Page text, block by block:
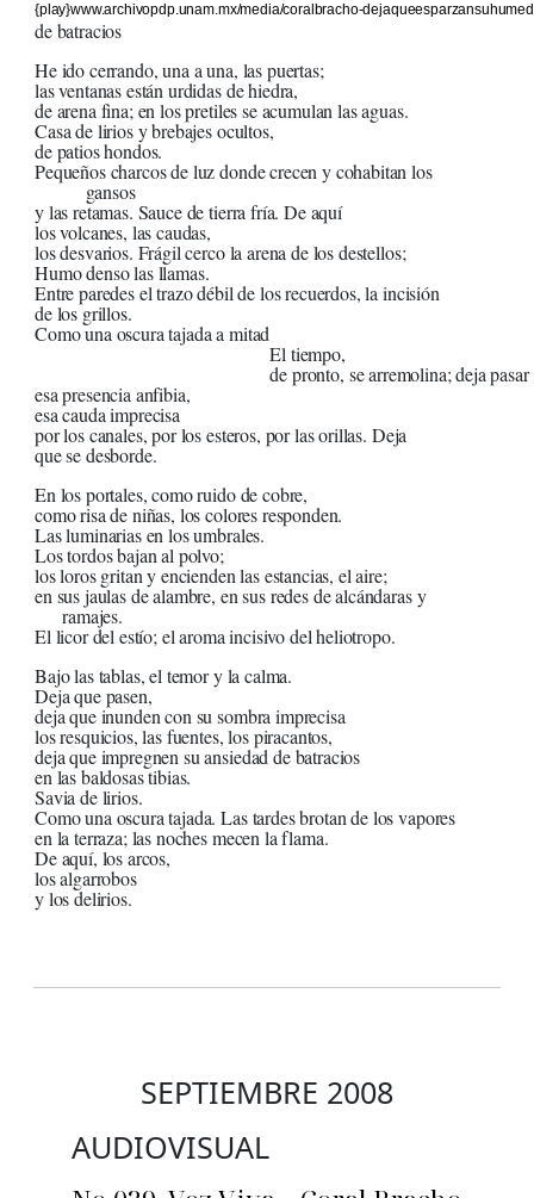
{play}www.archivopdp.unam.mx/media/coralbracho-
de batracios
He ido cerrando, una a una, las puertas;
las ventanas están urdidas de hiedra,
de arena fina; en los pretiles se acumulan las aguas.
Casa de lirios y brebajes ocultos,
de patios hondos.
Pequeños charcos de luz donde crecen y cohabitan los
gansos
y las retamas. Sauce de tierra fría. De aquí
los volcanes, las caudas,
los desvarios. Frágil cerco la arena de los destellos;
Humo denso las llamas.
Entre paredes el trazo débil de los recuerdos, la incisión
de los grillos.
Como una oscura tajada a mitad
El tiempo,
de pronto, se arremolina; deja pasar
esa presencia anfibia,
esa cauda imprecisa
por los canales, por los esteros, por las orillas. Deja
que se desborde.
En los portales, como ruido de cobre,
como risa de niñas, los colores responden.
Las luminarias en los umbrales.
Los tordos bajan al polvo;
los loros gritan y encienden las estancias, el aire;
en sus jaulas de alambre, en sus redes de alcándaras y
ramajes.
El licor del estío; el aroma incisivo del heliotropo.
Bajo las tablas, el temor y la calma.
Deja que pasen,
deja que inunden con su sombra imprecisa
los resquicios, las fuentes, los piracantos,
deja que impregnen su ansiedad de batracios
en las baldosas tibias.
Savia de lirios.
Como una oscura tajada. Las tardes brotan de los vapores
en la terraza; las noches mecen la flama.
De aquí, los arcos,
los algarrobos
y los delirios.
SEPTIEMBRE 2008
AUDIOVISUAL